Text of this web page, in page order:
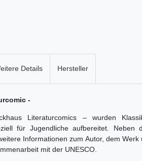
Details Hersteller
-
Literaturcomics – wurden
für Jugendliche aufbereitet. Neben
Informationen zum Autor, dem
mit der UNESCO.